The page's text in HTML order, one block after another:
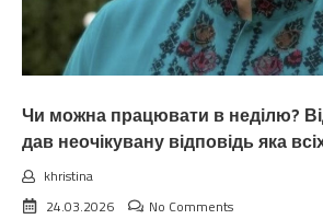
Чи можна працювати в неділю?
дав неочікувану відповідь яка
khristina
24.03.2026
No Comments